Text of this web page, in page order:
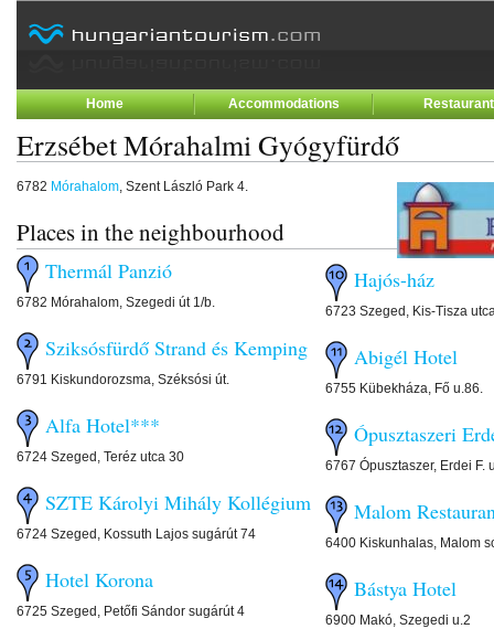
Home Accommodations
Erzsébet Mórahalmi Gyógyfürdő
6782 Mórahalom, Szent László Park 4.
Places in the neighbourhood
Thermál Panzió
6782 Mórahalom, Szegedi út 1/b.
Sziksósfürdő Strand és Kemping
6791 Kiskundorozsma, Széksósi út.
Alfa Hotel***
6724 Szeged, Teréz utca 30
SZTE Károlyi Mihály Kollégium
6724 Szeged, Kossuth Lajos sugárút 74
Hotel Korona
6725 Szeged, Petőfi Sándor sugárút 4
Hajós-ház
6723 Szeged, Kis-Tisza
Abigél Hotel
6755 Kübekháza, Fő u.86.
Ópusztaszeri
6767 Ópusztaszer, Erdei F.
Malom
6400 Kiskunhalas, Malom
Bástya Hotel
6900 Makó, Szegedi u.2